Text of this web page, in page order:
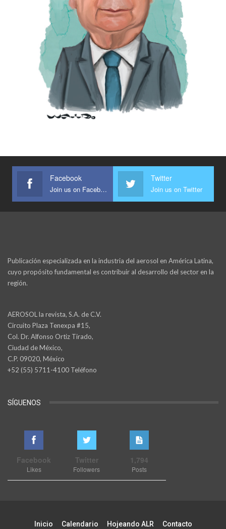
Facebook
Join us on Facebook
Twitter
Join us on Twitter
Publicación especializada en la industria del aerosol en América Latina,
cuyo propósito fundamental es contribuir al desarrollo del sector en la
región.
AEROSOL la revista, S.A. de C.V.
Circuito Plaza Tenexpa #15,
Col. Dr. Alfonso Ortiz Tirado,
Ciudad de México,
C.P. 09020, México
+52 (55) 5711-4100 Teléfono
SÍGUENOS
Facebook
Likes
Twitter
Followers
1,794
Posts
Inicio Calendario Hojeando ALR Contacto